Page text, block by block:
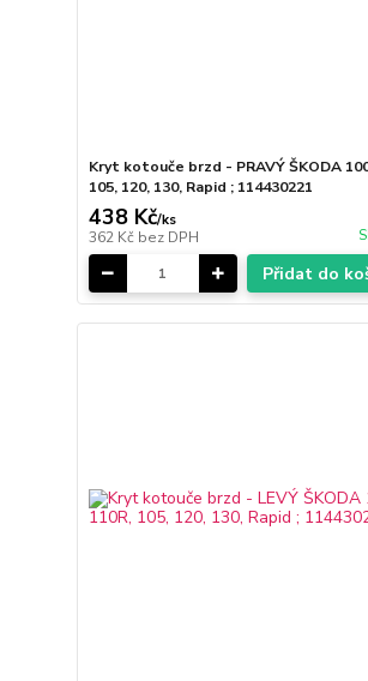
Kryt kotouče brzd - PRAVÝ ŠKODA
105, 120, 130, Rapid ; 114430221
438 Kč/ks
362 Kč bez DPH
Přidat do